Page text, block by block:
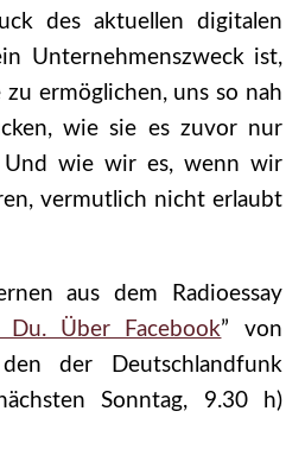
des aktuellen digitalen
Unternehmenszweck ist,
ermöglichen, uns so nah
wie sie es zuvor nur
Und wie wir es, wenn wir
vermutlich nicht erlaubt
aus dem Radioessay
Über Facebook” von
der Deutschlandfunk
Sonntag, 9.30 h)